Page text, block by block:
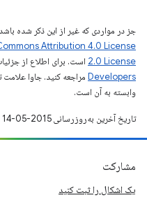
جز در مواردی که غیر از این ذکر شده
Attribution 4.0 License
2.0 License است. برای اطلاع از
Developers‏
وابسته به آن است.
تاریخ آخرین به‌روزرسانی 2015-05-14 به‌وقت ساعت هماهنگ جهانی.
مشارکت
یک اشکال را ثبت کنید